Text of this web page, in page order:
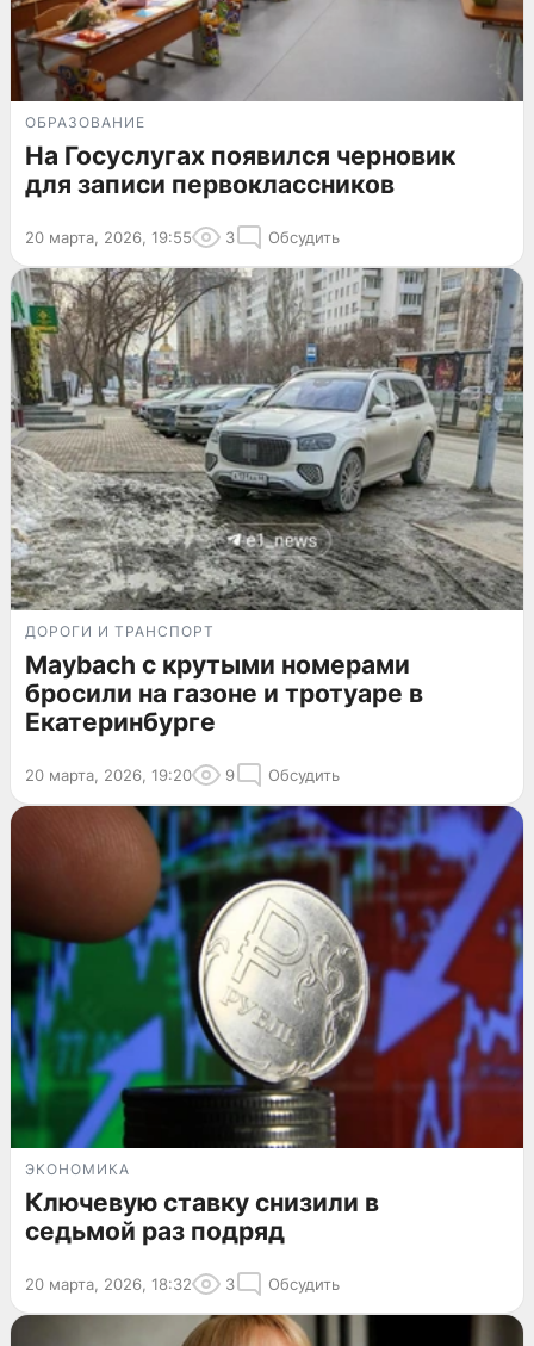
ОБРАЗОВАНИЕ
На Госуслугах появился черновик
для записи первоклассников
20 марта, 2026, 19:55 3 Обсудить
ДОРОГИ И ТРАНСПОРТ
Maybach с крутыми номерами
бросили на газоне и тротуаре в
Екатеринбурге
20 марта, 2026, 19:20 9 Обсудить
ЭКОНОМИКА
Ключевую ставку снизили в
седьмой раз подряд
20 марта, 2026, 18:32 3 Обсудить